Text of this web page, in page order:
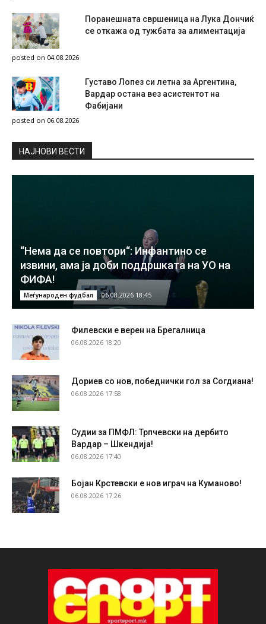
Поранешната свршеница на Лука Дончиќ
се откажа од тужбата за алиментација
posted on 04.08.2026
Густаво Лопез си летна за Аргентина,
Вардар остана вез асистентот на
Фабијани
posted on 06.08.2026
НAЈНОВИ ВЕСТИ
“Нема да се повтори“: Инфантино се
извини, ама ја доби поддршката на УО на
ФИФА!
Меѓународен фудбал 06.08.2026 18:45
Филевски е верен на Брегалница
06.08.2026 18:20
Дориев со нов, победнички гол за Согдиана!
06.08.2026 17:58
Судии за ПМФЛ: Трпчевски на дербито
Вардар – Шкендија!
06.08.2026 17:40
Бојан Крстевски е нов играч на Куманово!
06.08.2026 17:26